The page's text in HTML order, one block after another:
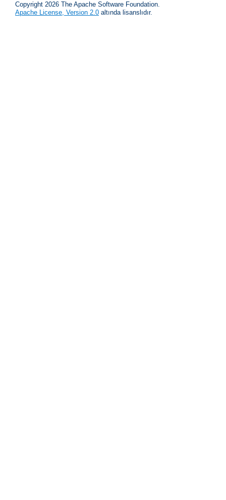
Copyright 2026 The Apache Software Foundation.
Apache License, Version 2.0 altında lisanslıdır.